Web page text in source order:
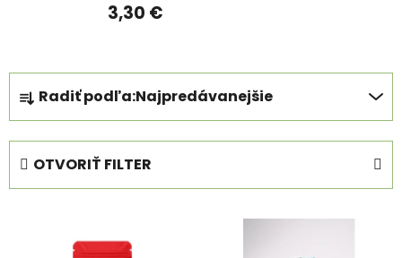
3,30 €
R
d
Radiť podľa:Najpredávanejšie
OTVORIŤ FILTER